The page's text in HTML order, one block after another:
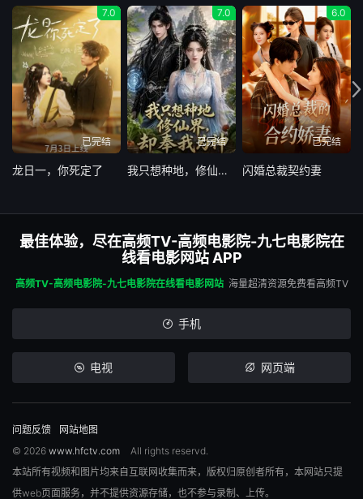
第19集 第20集 第21集
第22集 第23集 第24集
第25集 第26集 第27集
第28集 第29集 第30集
第31集 第32集 第33集
第35集
第37集 第38集 第39集
第42集
第43集 第44集 第45集
第46集 第47集
7.0
已完结
龙日一，你死定了
7.0
已完结
我只想种地，修仙界却奉我为神
6.0
已完结
闪婚总裁契约妻
最佳体验，尽在高频TV-高频电影院-九七电影院在
线看电影网站 APP
高频TV-高频电影院-九七电影院在线看电影网站 海量超清资源免费看高频TV
手机
电视 网页端
问题反馈
网站地图
© 2026 www.hfctv.com
All rights reservd.
本站所有视频和图片均来自互联网收集而来，版权归原创者所有，本网站只提
供web页面服务，并不提供资源存储，也不参与录制、上传。